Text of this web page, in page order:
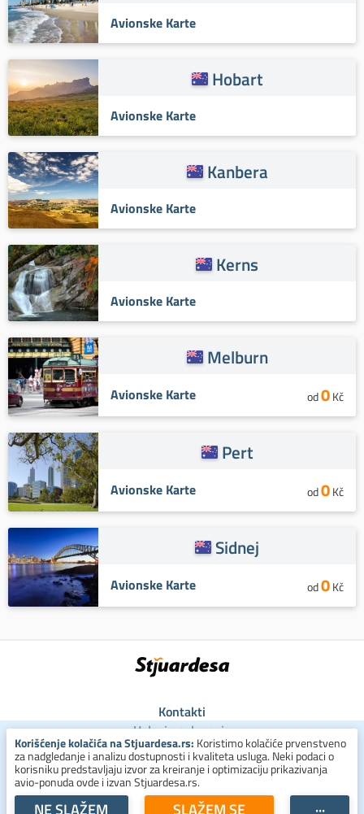
Avionske Karte
Hobart
Avionske Karte
Kanbera
Avionske Karte
Kerns
Avionske Karte
Melburn
Avionske Karte od0Kč
Pert
Avionske Karte od0Kč
Sidnej
Avionske Karte od0Kč
Kontakti
Uslovi poslovanja
Uslovi za kolačiće
Zaštita ličnih podataka
+381 800 300 137
Korišćenje kolačića na Stjuardesa.rs: Koristimo kolačiće prvenstveno
za nadgledanje i analizu dostupnosti i kvaliteta usluga. Neki podaci o
korisniku predstavljaju izvor za kreiranje i optimizaciju prikazivanja
avio-ponuda ovde i izvan Stjuardesa.rs.
NE SLAŽEM SLAŽEM SE ···